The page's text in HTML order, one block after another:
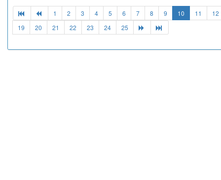
1 2 3 4 5 6 7 8 9 10 11
12
19
20 21 22 23 24 25